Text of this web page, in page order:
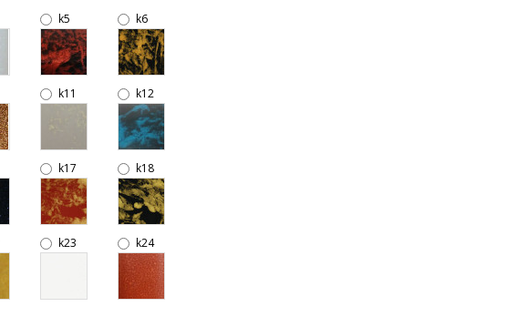
k5 k6
k11 k12
k17 k18
k23 k24